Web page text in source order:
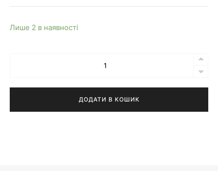
Лише 2 в наявності
синє
ДОДАТИ В КОШИК